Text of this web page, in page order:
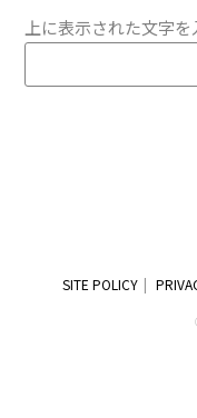
上に表示された文字を
SITE POLICY